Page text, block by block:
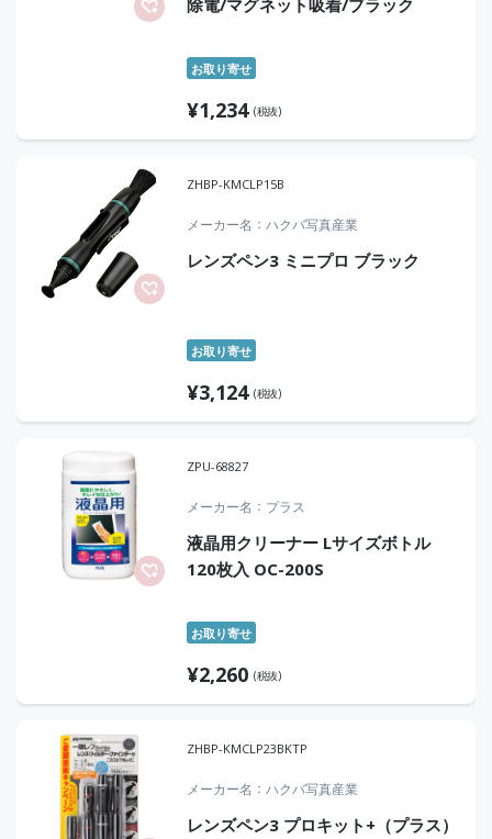
除電/マグネット吸着/ブラック
お取り寄せ
¥1,234 (税抜)
ZHBP-KMCLP15B
メーカー名 ハクバ写真産業
レンズペン3 ミニプロ ブラック
お取り寄せ
¥3,124 (税抜)
ZPU-68827
メーカー名 プラス
液晶用クリーナー Lサイズボトル
120枚入 OC-200S
お取り寄せ
¥2,260 (税抜)
ZHBP-KMCLP23BKTP
メーカー名 ハクバ写真産業
レンズペン3 プロキット+（プラス）